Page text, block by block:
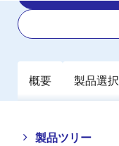
概要 製品選択
製品ツリー
Close
Open